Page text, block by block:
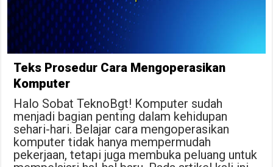
Teks Prosedur Cara Mengoperasikan
Komputer
Halo Sobat TeknoBgt! Komputer sudah
menjadi bagian penting dalam kehidupan
sehari-hari. Belajar cara mengoperasikan
komputer tidak hanya mempermudah
pekerjaan, tetapi juga membuka peluang untuk